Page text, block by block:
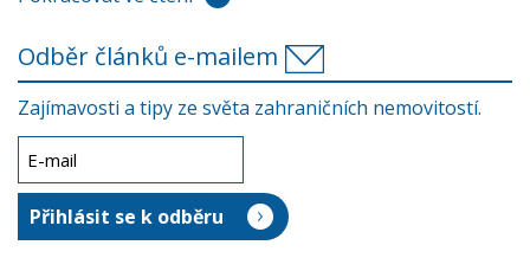
Odběr článků e-mailem
Zajímavosti a tipy ze světa zahraničních nemovitostí.